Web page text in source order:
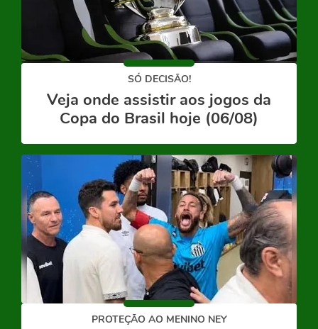
SÓ DECISÃO!
Veja onde assistir aos jogos da
Copa do Brasil hoje (06/08)
PROTEÇÃO AO MENINO NEY